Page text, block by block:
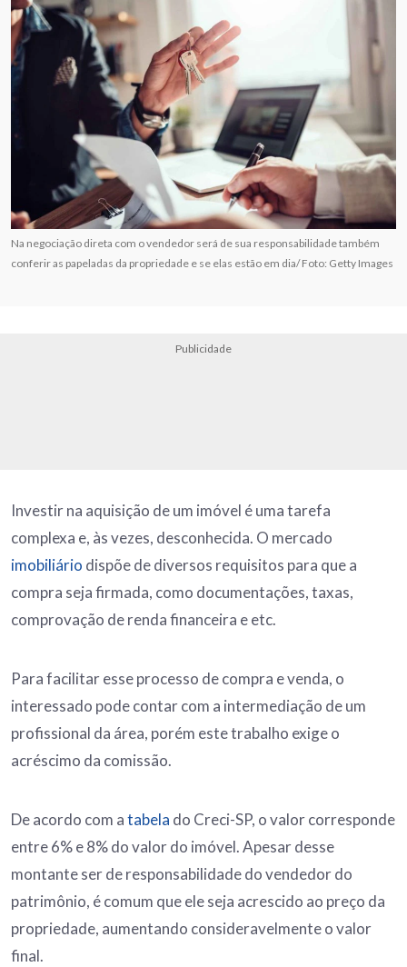
Na negociação direta com o vendedor será de sua responsabilidade também
conferir as papeladas da propriedade e se elas estão em dia/ Foto: Getty Images
Publicidade
Investir na aquisição de um imóvel é uma tarefa
complexa e, às vezes, desconhecida. O mercado
imobiliário dispõe de diversos requisitos para que a
compra seja firmada, como documentações, taxas,
comprovação de renda financeira e etc.
Para facilitar esse processo de compra e venda, o
interessado pode contar com a intermediação de um
profissional da área, porém este trabalho exige o
acréscimo da comissão.
De acordo com atabela do Creci-SP, o valor corresponde
entre 6% e 8% do valor do imóvel. Apesar desse
montante ser de responsabilidade do vendedor do
patrimônio, é comum que ele seja acrescido ao preço da
propriedade, aumentando consideravelmente o valor
final.